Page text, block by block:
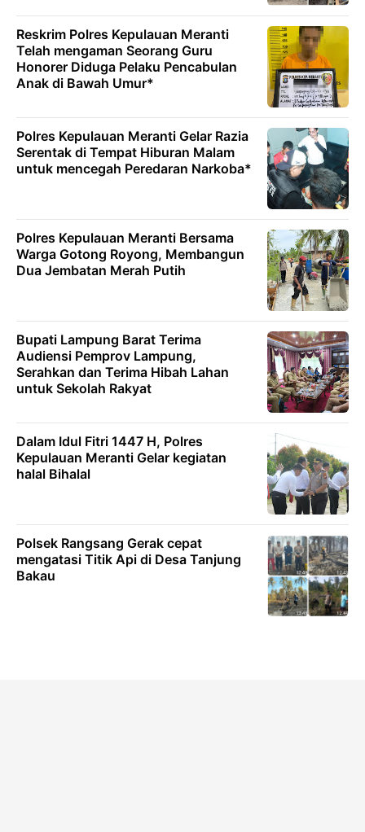
Reskrim Polres Kepulauan Meranti
Telah mengaman Seorang Guru
Honorer Diduga Pelaku Pencabulan
Anak di Bawah Umur*
Polres Kepulauan Meranti Gelar Razia
Serentak di Tempat Hiburan Malam
untuk mencegah Peredaran Narkoba*
Polres Kepulauan Meranti Bersama
Warga Gotong Royong, Membangun
Dua Jembatan Merah Putih
Bupati Lampung Barat Terima
Audiensi Pemprov Lampung,
Serahkan dan Terima Hibah Lahan
untuk Sekolah Rakyat
Dalam Idul Fitri 1447 H, Polres
Kepulauan Meranti Gelar kegiatan
halal Bihalal
Polsek Rangsang Gerak cepat
mengatasi Titik Api di Desa Tanjung
Bakau